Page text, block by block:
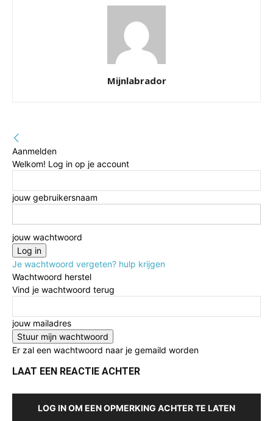
Mijnlabrador
Aanmelden
Welkom! Log in op je account
jouw gebruikersnaam
jouw wachtwoord
Je wachtwoord vergeten? hulp krijgen
Wachtwoord herstel
Vind je wachtwoord terug
jouw mailadres
Er zal een wachtwoord naar je gemaild worden
LAAT EEN REACTIE ACHTER
LOG IN OM EEN OPMERKING ACHTER TE LATEN